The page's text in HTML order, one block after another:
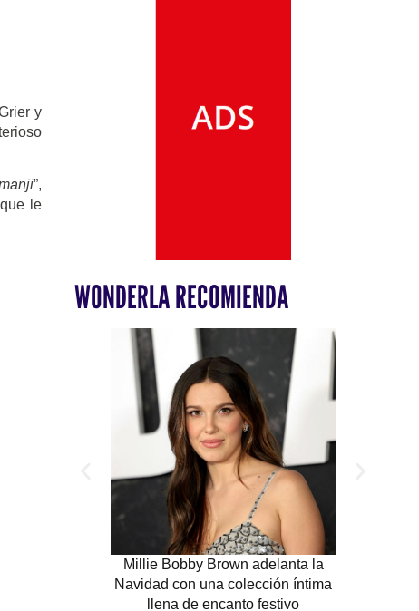
y
”,
le
WONDERLA RECOMIENDA
Millie Bobby Brown adelanta la
Navidad con una colección íntima
llena de encanto festivo